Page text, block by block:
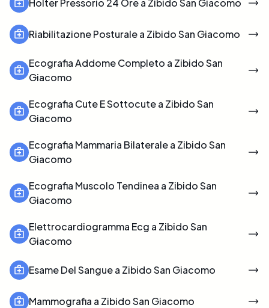
Riabilitazione Posturale a Zibido San Giacomo
Ecografia Addome Completo a Zibido San
Giacomo
Ecografia Cute E Sottocute a Zibido San
Giacomo
Ecografia Mammaria Bilaterale a Zibido San
Giacomo
Ecografia Muscolo Tendinea a Zibido San
Giacomo
Elettrocardiogramma Ecg a Zibido San
Giacomo
Esame Del Sangue a Zibido San Giacomo
Mammografia a Zibido San Giacomo